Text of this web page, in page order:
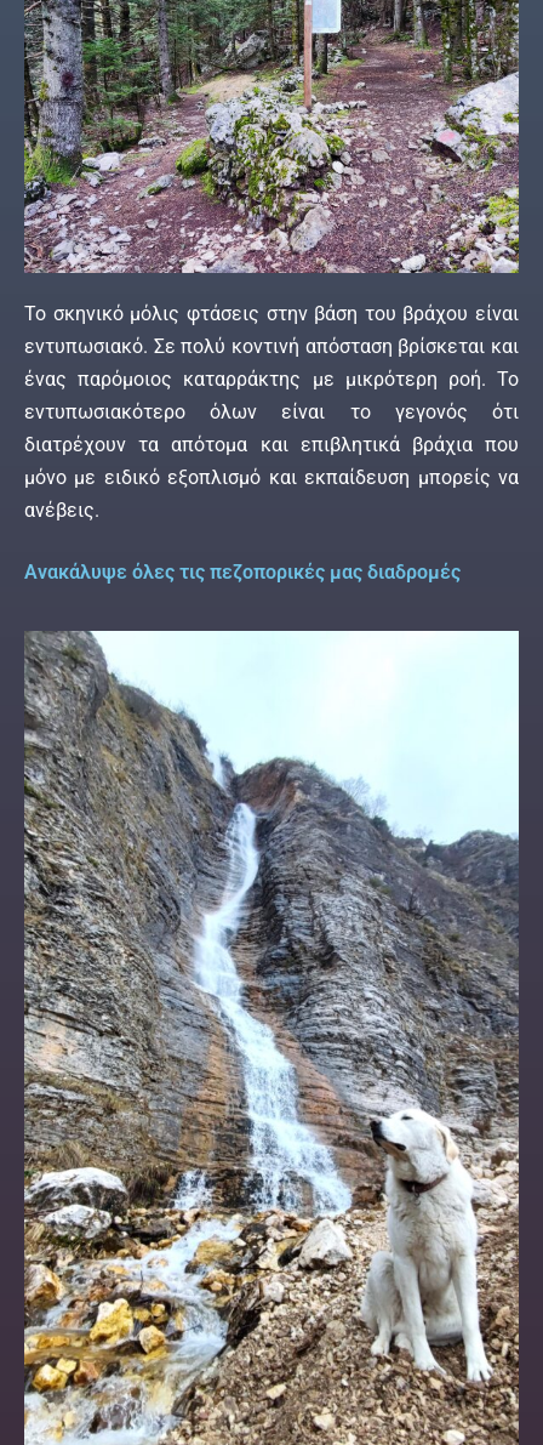
Το σκηνικό μόλις φτάσεις στην βάση του βράχου είναι
εντυπωσιακό. Σε πολύ κοντινή απόσταση βρίσκεται και
ένας παρόμοιος καταρράκτης με μικρότερη ροή. Το
εντυπωσιακότερο όλων είναι το γεγονός ότι
διατρέχουν τα απότομα και επιβλητικά βράχια που
μόνο με ειδικό εξοπλισμό και εκπαίδευση μπορείς να
ανέβεις.
Ανακάλυψε όλες τις πεζοπορικές μας διαδρομές